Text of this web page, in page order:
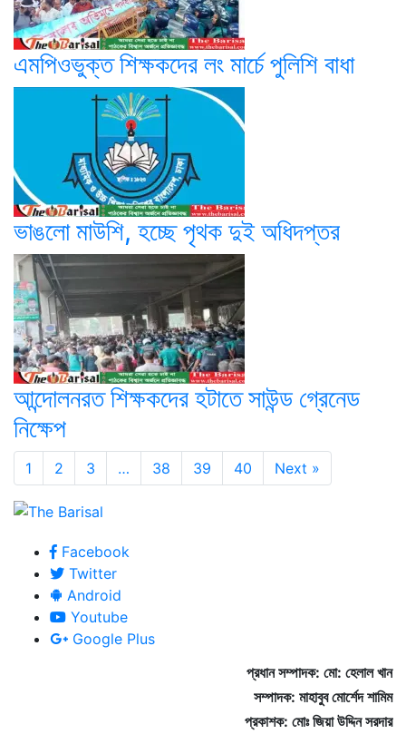
এমপিওভুক্ত শিক্ষকদের লং মার্চে পু‌লি‌শি বাধা
ভাঙলো মাউশি, হচ্ছে পৃথক দুই অধিদপ্তর
আন্দোলনরত শিক্ষকদের হটাতে সাউন্ড গ্রেনেড
নিক্ষেপ
1 2 3 … 38 39 40 Next »
Facebook
Twitter
Android
Youtube
Google Plus
প্রধান সম্পাদক: মো: হেলাল খান
সম্পাদক: মাহাবুব মোর্শেদ শামিম
প্রকাশক: মোঃ জিয়া উদ্দিন সরদার